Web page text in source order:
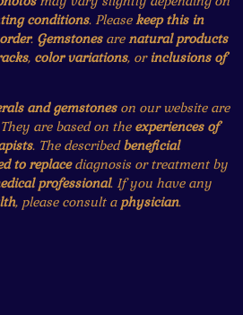
conditions. Pleasekeep this in
. Gemstonesarenatural products
, color variations, orinclusions of
and gemstoneson our website are
are based on the experiences of
. The describedbeneficial
to replacediagnosis or treatment by
professional. If you have any
, please consult a physician.